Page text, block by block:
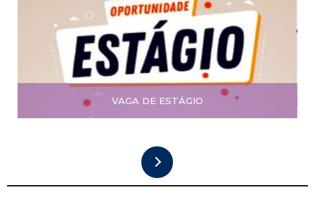
VAGA DE ESTÁGIO